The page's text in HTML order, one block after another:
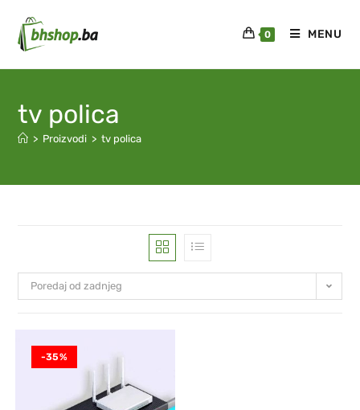
0 MENU
tv polica
> Proizvodi > tv polica
Poredaj od zadnjeg
-35%